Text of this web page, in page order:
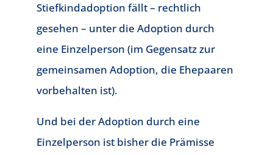
Stiefkindadoption fällt – rechtlich
gesehen – unter die Adoption durch
eine Einzelperson (im Gegensatz zur
gemeinsamen Adoption, die Ehepaaren
vorbehalten ist).
Und bei der Adoption durch eine
Einzelperson ist bisher die Prämisse